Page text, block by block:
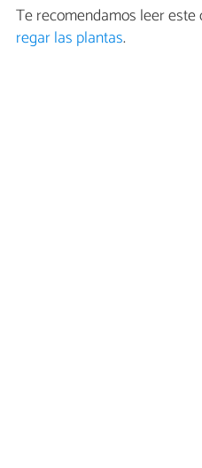
Te recomendamos leer
regar las plantas.